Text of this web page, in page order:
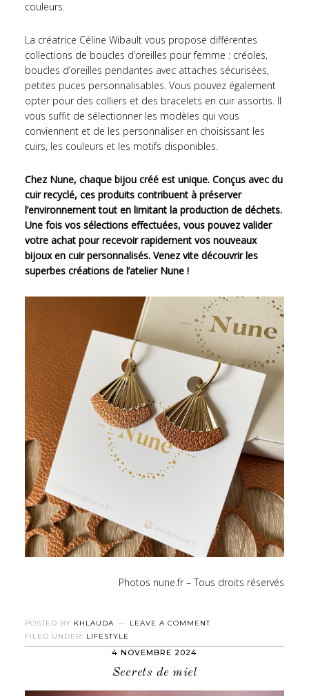
couleurs.
La créatrice Céline Wibault vous propose différentes
collections de boucles d’oreilles pour femme : créoles,
boucles d’oreilles pendantes avec attaches sécurisées,
petites puces personnalisables. Vous pouvez également
opter pour des colliers et des bracelets en cuir assortis. Il
vous suffit de sélectionner les modèles qui vous
conviennent et de les personnaliser en choisissant les
cuirs, les couleurs et les motifs disponibles.
Chez Nune, chaque bijou créé est unique. Conçus avec du
cuir recyclé, ces produits contribuent à préserver
l’environnement tout en limitant la production de déchets.
Une fois vos sélections effectuées, vous pouvez valider
votre achat pour recevoir rapidement vos nouveaux
bijoux en cuir personnalisés. Venez vite découvrir les
superbes créations de l’atelier Nune !
Photos nune.fr – Tous droits réservés
POSTED BY KHLAUDA
LEAVE A COMMENT
FILED UNDER: LIFESTYLE
4 NOVEMBRE 2024
Secrets de miel